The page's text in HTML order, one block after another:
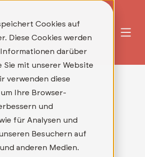
Cookies auf
Diese Cookies werden
darüber
Sie mit unserer Website
verwenden diese
Ihre Browser-
und
für Analysen und
Besuchern auf
anderen Medien.